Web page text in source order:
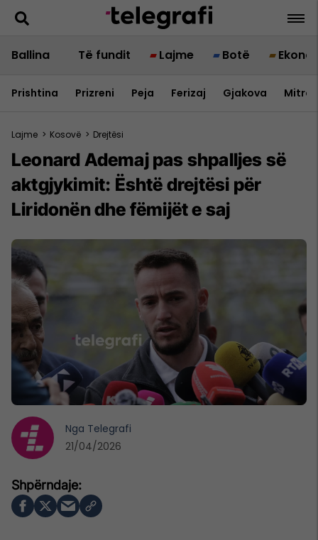
Ballina Të fundit Lajme Botë
Prishtina Prizreni Peja Ferizaj Gjakova
Lajme > Kosovë > Drejtësi
Leonard Ademaj pas shpalljes së
aktgjykimit: Është drejtësi për
Liridonën dhe fëmijët e saj
Nga Telegrafi
21/04/2026